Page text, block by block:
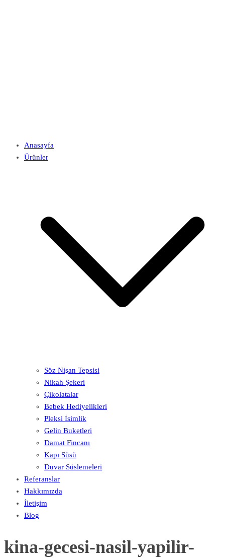
Anasayfa
Ürünler
Söz Nişan Tepsisi
Nikah Şekeri
Çikolatalar
Bebek Hediyelikleri
Pleksi İsimlik
Gelin Buketleri
Damat Fincanı
Kapı Süsü
Duvar Süslemeleri
Referanslar
Hakkımızda
İletişim
Blog
kina-gecesi-nasil-yapilir-